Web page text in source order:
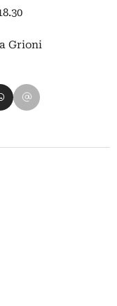
Grioni
su Pinterest
su WhatsApp
Condividi su Email